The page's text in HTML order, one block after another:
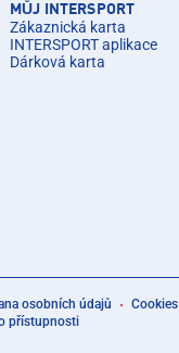
MŮJ INTERSPORT
Zákaznická karta
INTERSPORT aplikace
Dárková karta
osobních údajů
Cookies
přístupnosti